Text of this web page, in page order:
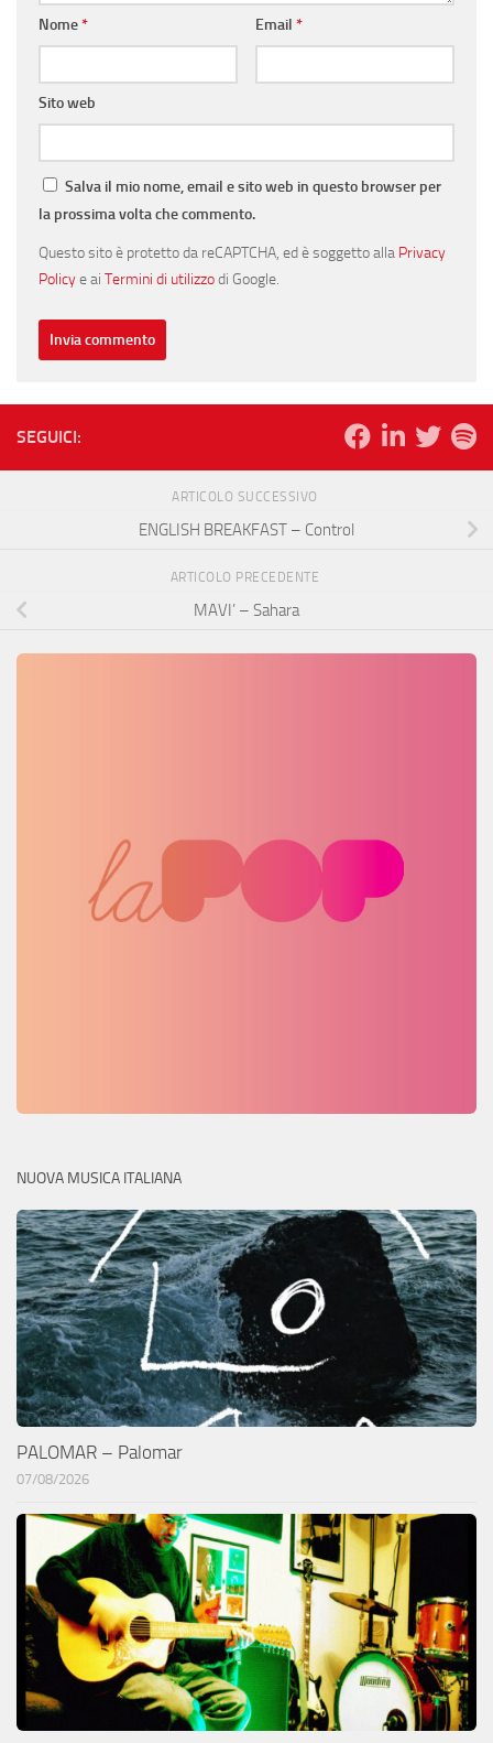
Nome* Email *
Sito web
Salva il mio nome, email e sito web in questo browser per
la prossima volta che commento.
Questo sito è protetto da reCAPTCHA, ed è soggetto alla Privacy
Policye ai Termini di utilizzodi Google.
SEGUICI:
ARTICOLO SUCCESSIVO
ENGLISH BREAKFAST – Control
ARTICOLO PRECEDENTE
MAVI’ – Sahara
NUOVA MUSICA ITALIANA
PALOMAR – Palomar
07/08/2026